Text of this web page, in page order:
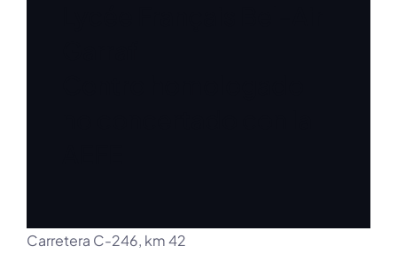
Carretera C-246, km 42